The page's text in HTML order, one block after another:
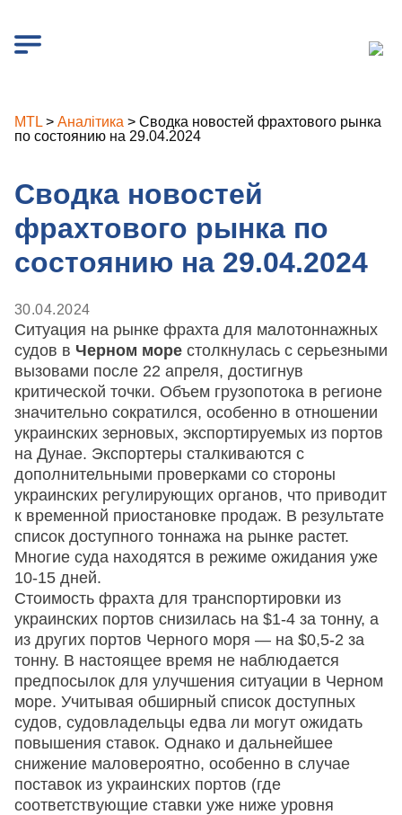
MTL > Аналітика > Сводка новостей фрахтового рынка
по состоянию на 29.04.2024
Сводка новостей
фрахтового рынка по
состоянию на 29.04.2024
30.04.2024
Ситуация на рынке фрахта для малотоннажных
судов в Черном море столкнулась с серьезными
вызовами после 22 апреля, достигнув
критической точки. Объем грузопотока в регионе
значительно сократился, особенно в отношении
украинских зерновых, экспортируемых из портов
на Дунае. Экспортеры сталкиваются с
дополнительными проверками со стороны
украинских регулирующих органов, что приводит
к временной приостановке продаж. В результате
список доступного тоннажа на рынке растет.
Многие суда находятся в режиме ожидания уже
10-15 дней.
Стоимость фрахта для транспортировки из
украинских портов снизилась на $1-4 за тонну, а
из других портов Черного моря — на $0,5-2 за
тонну. В настоящее время не наблюдается
предпосылок для улучшения ситуации в Черном
море. Учитывая обширный список доступных
судов, судовладельцы едва ли могут ожидать
повышения ставок. Однако и дальнейшее
снижение маловероятно, особенно в случае
поставок из украинских портов (где
соответствующие ставки уже ниже уровня